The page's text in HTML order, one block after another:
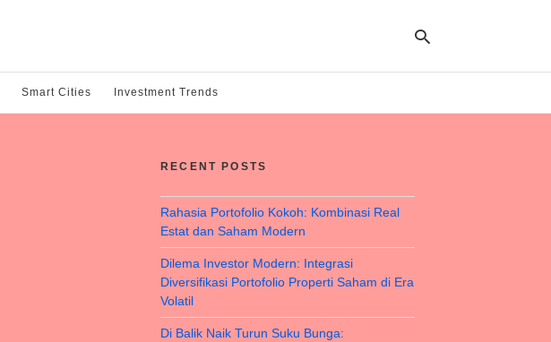
Smart Cities Investment Trends
RECENT POSTS
Rahasia Portofolio Kokoh: Kombinasi Real
Estat dan Saham Modern
Dilema Investor Modern: Integrasi
Diversifikasi Portofolio Properti Saham di Era
Volatil
Di Balik Naik Turun Suku Bunga: